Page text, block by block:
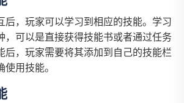
后，玩家可以学习到相应的技能。学习
，可以是直接获得技能书或者通过任务
后，玩家需要将其添加到自己的技能栏
用技能。